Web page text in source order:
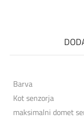
Barva
Kot senzorja
maksimalni domet